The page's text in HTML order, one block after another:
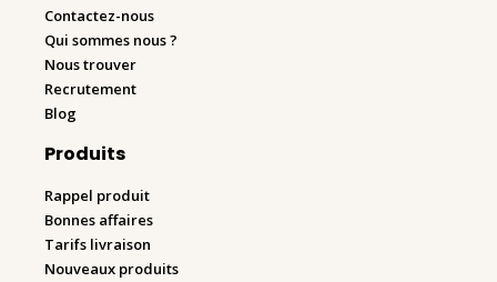
Contactez-nous
Qui sommes nous ?
Nous trouver
Recrutement
Blog
Produits
Rappel produit
Bonnes affaires
Tarifs livraison
Nouveaux produits